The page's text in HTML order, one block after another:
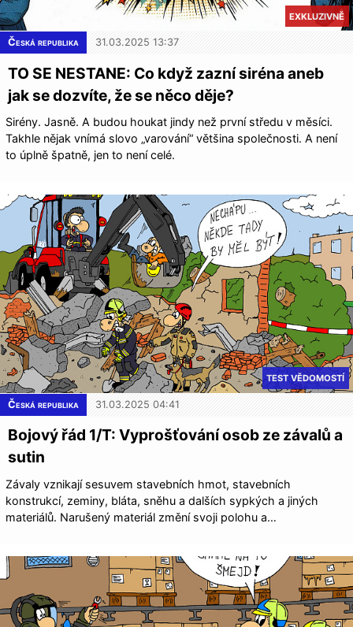
EXKLUZIVNĚ
Česká republika 31.03.2025 13:37
TO SE NESTANE: Co když zazní siréna aneb
jak se dozvíte, že se něco děje?
Sirény. Jasně. A budou houkat jindy než první středu v měsíci.
Takhle nějak vnímá slovo „varování“ většina společnosti. A není
to úplně špatně, jen to není celé.
TEST VĚDOMOSTÍ
Česká republika 31.03.2025 04:41
Bojový řád 1/T: Vyprošťování osob ze závalů a
sutin
Závaly vznikají sesuvem stavebních hmot, stavebních
konstrukcí, zeminy, bláta, sněhu a dalších sypkých a jiných
materiálů. Narušený materiál změní svoji polohu a…